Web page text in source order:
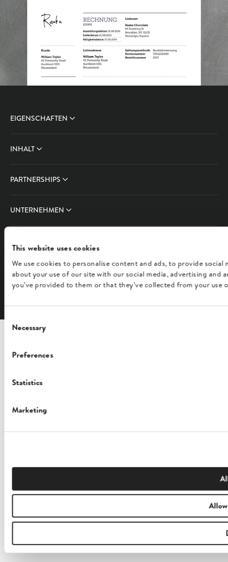
This website uses cookies
We use cookies to personalise content and ads, to provide
about your use of our site with our social media, advertising
you’ve provided to them or that they’ve collected from your use
Consent
Selection
Necessary
Preferences
Statistics
Marketing
EIGENSCHAFTEN
INHALT
PARTNERSHIPS
UNTERNEHMEN
Deutsch